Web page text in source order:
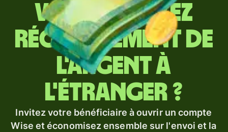
Vous envoyez
régulièrement de
l'argent à
l'étranger ?
Invitez votre bénéficiaire à ouvrir un compte
Wise et économisez ensemble sur l'envoi et la